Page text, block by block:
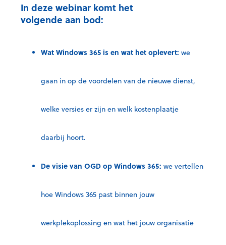
In deze webinar komt het
volgende aan bod:
Wat Windows 365 is en wat het oplevert: we
gaan in op de voordelen van de nieuwe dienst,
welke versies er zijn en welk kostenplaatje
daarbij hoort.
De visie van OGD op Windows 365: we vertellen
hoe Windows 365 past binnen jouw
werkplekoplossing en wat het jouw organisatie